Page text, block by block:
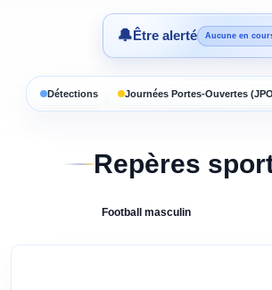
🔔Être alerté Aucune en
Détections Journées Portes-Ouvertes
Repères
Football masculin